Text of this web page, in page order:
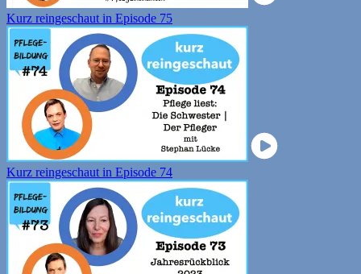
Kurz reingeschaut in Episode 75
Kurz reingeschaut in Episode 74